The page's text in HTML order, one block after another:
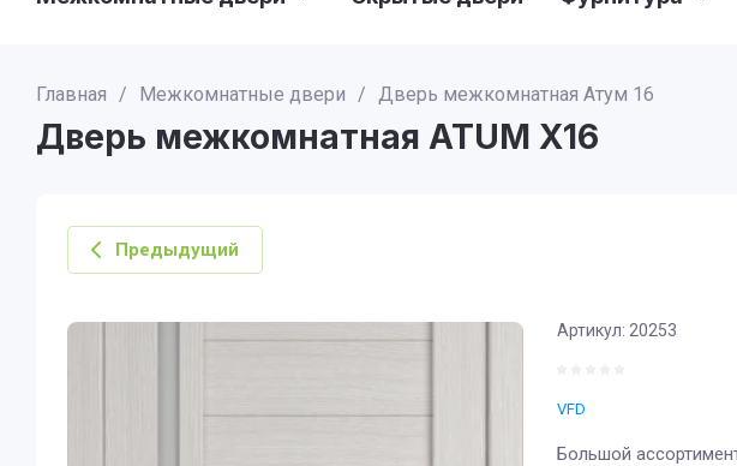
Главная / Межкомнатные двери / Дверь межкомнатная Атум 16
Дверь межкомнатная ATUM X16
Предыдущий
Артикул: 20253
VFD
Большой